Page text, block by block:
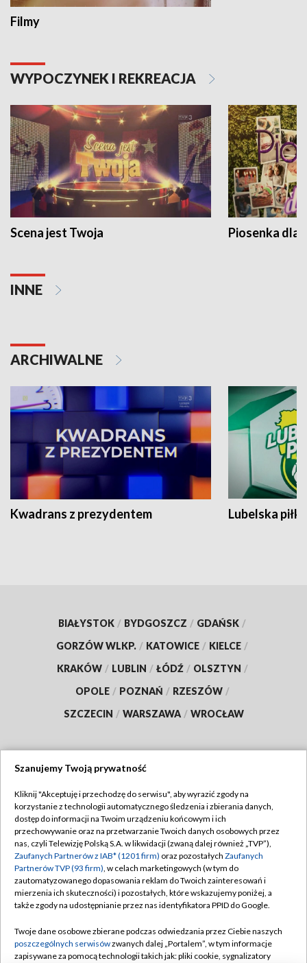
Filmy
WYPOCZYNEK I REKREACJA
Scena jest Twoja Piosenka dla
INNE
ARCHIWALNE
Kwadrans z prezydentem Lubelska piłka
BIAŁYSTOK / BYDGOSZCZ / GDAŃSK /
GORZÓW WLKP. / KATOWICE / KIELCE /
KRAKÓW / LUBLIN / ŁÓDŹ / OLSZTYN /
OPOLE / POZNAŃ / RZESZÓW /
SZCZECIN / WARSZAWA / WROCŁAW
TVP
Abonament TVP
Emisja w TVP
Centrum informacji TVP
Naziemna Telewizja Cyfrowa
Rada Programowa
Regulamin TVP
Polityka prywatności
Moje zgody
Pomoc
Kontakt
Szanujemy Twoją prywatność
Kliknij "Akceptuję i przechodzę do serwisu", aby wyrazić zgody na
korzystanie z technologii automatycznego śledzenia i zbierania danych,
dostęp do informacji na Twoim urządzeniu końcowym i ich
przechowywanie oraz na przetwarzanie Twoich danych osobowych przez
nas, czyli Telewizję Polską S.A. w likwidacji (zwaną dalej również „TVP”),
Zaufanych Partnerów z IAB* (1201 firm) oraz pozostałych Zaufanych
Partnerów TVP (93 firm), w celach marketingowych (w tym do
zautomatyzowanego dopasowania reklam do Twoich zainteresowań i
mierzenia ich skuteczności) i pozostałych, które wskazujemy poniżej, a
także zgody na udostępnianie przez nas identyfikatora PPID do Google.
Twoje dane osobowe zbierane podczas odwiedzania przez Ciebie naszych
poszczególnych serwisówzwanych dalej „Portalem”, w tym informacje
zapisywane za pomocą technologii takich jak: pliki cookie, sygnalizatory